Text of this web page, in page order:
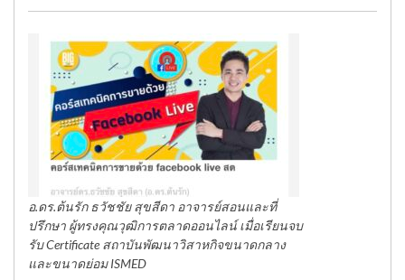
อ.ดร.ต้นรัก ธวัชชัย สุขสีดา อาจารย์สอนและที่
ปรึกษา ผู้ทรงคุณวุฒิการตลาดออนไลน์ เมื่อเรียนจบ
รับ Certificate สถาบันพัฒนาวิสาหกิจขนาดกลาง
และขนาดย่อม ISMED